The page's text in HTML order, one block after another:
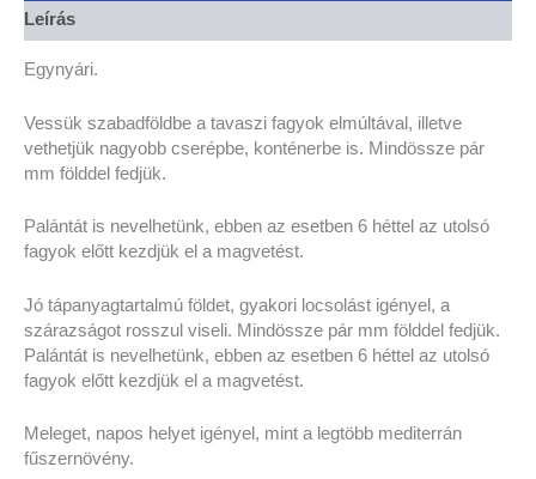
Leírás
Egynyári.
Vessük szabadföldbe a tavaszi fagyok elmúltával, illetve
vethetjük nagyobb cserépbe, konténerbe is. Mindössze pár
mm földdel fedjük.
Palántát is nevelhetünk, ebben az esetben 6 héttel az utolsó
fagyok előtt kezdjük el a magvetést.
Jó tápanyagtartalmú földet, gyakori locsolást igényel, a
szárazságot rosszul viseli. Mindössze pár mm földdel fedjük.
Palántát is nevelhetünk, ebben az esetben 6 héttel az utolsó
fagyok előtt kezdjük el a magvetést.
Meleget, napos helyet igényel, mint a legtöbb mediterrán
fűszernövény.